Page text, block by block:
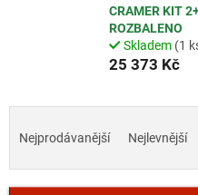
CRAMER KIT
ROZBALENO
Skladem (1
25 373 Kč
e
Nejprodávanější Nejlevnější